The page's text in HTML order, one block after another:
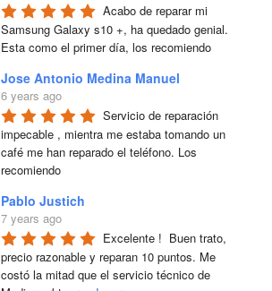
Acabo de reparar mi
Samsung Galaxy s10 +, ha quedado genial.
Esta como el primer día, los recomiendo
Jose Antonio Medina Manuel
6 years ago
Servicio de reparación
impecable , mientra me estaba tomando un
café me han reparado el teléfono. Los
recomiendo
Pablo Justich
7 years ago
Excelente !  Buen trato,
precio razonable y reparan 10 puntos. Me
costó la mitad que el servicio técnico de